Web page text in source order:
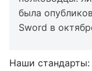
была
Sword в
Наши стандарты: